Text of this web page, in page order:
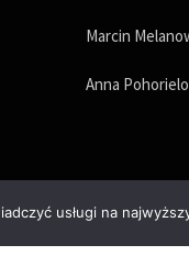
Marcin
Anna
usługi na